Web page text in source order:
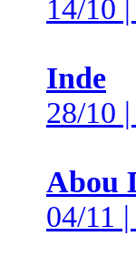
14/10
Inde
28/10
Abou
04/11